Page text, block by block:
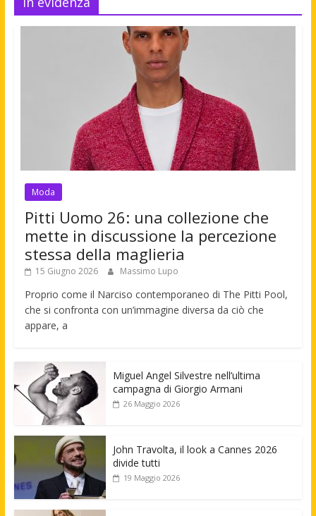
Moda
Pitti Uomo 26: una collezione che
mette in discussione la percezione
stessa della maglieria
15 Giugno 2026 Massimo Lupo
Proprio come il Narciso contemporaneo di The Pitti Pool,
che si confronta con un’immagine diversa da ciò che
appare, a
Miguel Angel Silvestre nell’ultima
campagna di Giorgio Armani
26 Maggio 2026
John Travolta, il look a Cannes 2026
divide tutti
19 Maggio 2026